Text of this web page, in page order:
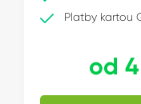
Platby kartou
od